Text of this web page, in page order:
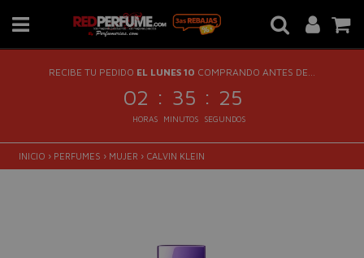
RECIBE TU PEDIDO EL LUNES 10 COMPRANDO ANTES DE...
02 : 35 : 24
HORAS MINUTOS SEGUNDOS
INICIO › PERFUMES › MUJER › CALVIN KLEIN